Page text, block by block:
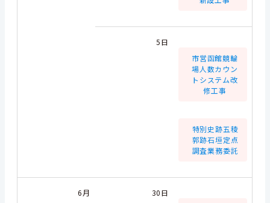
5日
市営函館競輪
場人数カウン
トシステム改
修工事
特別史跡五稜
郭跡石垣定点
調査業務委託
6月
30日